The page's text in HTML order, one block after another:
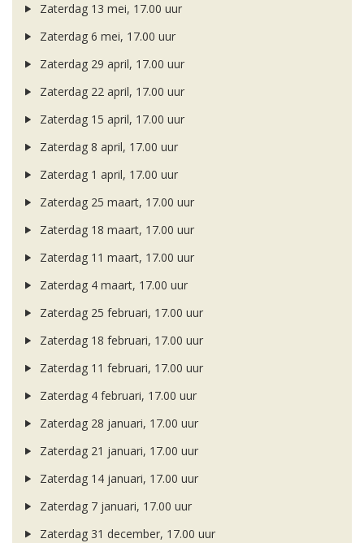
Zaterdag 13 mei, 17.00 uur
Zaterdag 6 mei, 17.00 uur
Zaterdag 29 april, 17.00 uur
Zaterdag 22 april, 17.00 uur
Zaterdag 15 april, 17.00 uur
Zaterdag 8 april, 17.00 uur
Zaterdag 1 april, 17.00 uur
Zaterdag 25 maart, 17.00 uur
Zaterdag 18 maart, 17.00 uur
Zaterdag 11 maart, 17.00 uur
Zaterdag 4 maart, 17.00 uur
Zaterdag 25 februari, 17.00 uur
Zaterdag 18 februari, 17.00 uur
Zaterdag 11 februari, 17.00 uur
Zaterdag 4 februari, 17.00 uur
Zaterdag 28 januari, 17.00 uur
Zaterdag 21 januari, 17.00 uur
Zaterdag 14 januari, 17.00 uur
Zaterdag 7 januari, 17.00 uur
Zaterdag 31 december, 17.00 uur